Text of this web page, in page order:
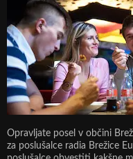
Opravljate posel v občini
za poslušalce radia Brežice